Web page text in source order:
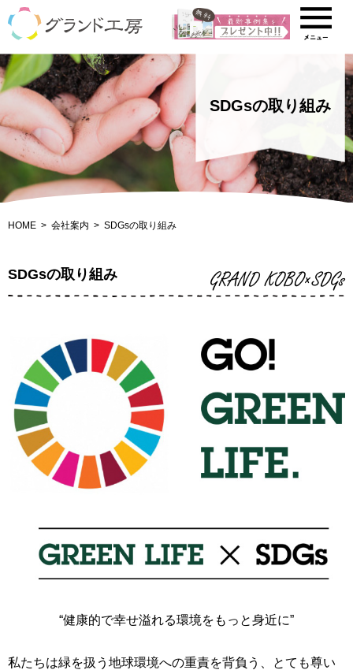
SDGsの取り組み
HOME 会社案内 SDGsの取り組み
SDGsの取り組み GRAND KOBO×SDGs
“健康的で幸せ溢れる環境をもっと身近に”
私たちは緑を扱う地球環境への重責を背負う、とても尊い